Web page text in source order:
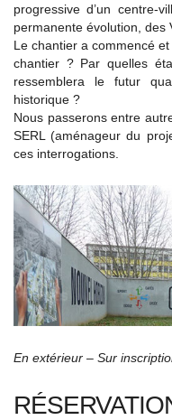
progressive d’un centre-
permanente évolution, des
Le chantier a commencé
chantier ? Par quelles
ressemblera le futur
historique ?
Nous passerons entre
SERL (aménageur du
ces interrogations.
En extérieur – Sur